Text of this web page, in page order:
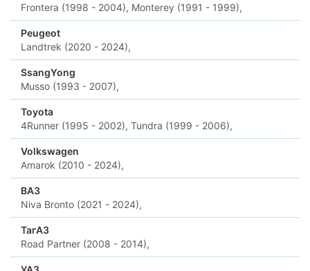
Frontera (1998 - 2004), Monterey (1991 - 1999),
Peugeot
Landtrek (2020 - 2024),
SsangYong
Musso (1993 - 2007),
Toyota
4Runner (1995 - 2002), Tundra (1999 - 2006),
Volkswagen
Amarok (2010 - 2024),
ВАЗ
Niva Bronto (2021 - 2024),
ТагАЗ
Road Partner (2008 - 2014),